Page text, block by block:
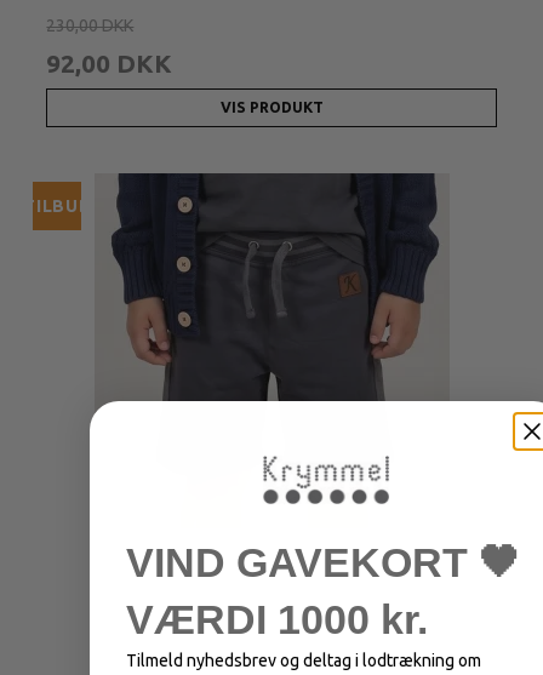
230,00 DKK
92,00 DKK
VIS PRODUKT
TILBUD
VIND GAVEKORT 🖤
VÆRDI 1000 kr.
Tilmeld nyhedsbrev og deltag i lodtrækning om